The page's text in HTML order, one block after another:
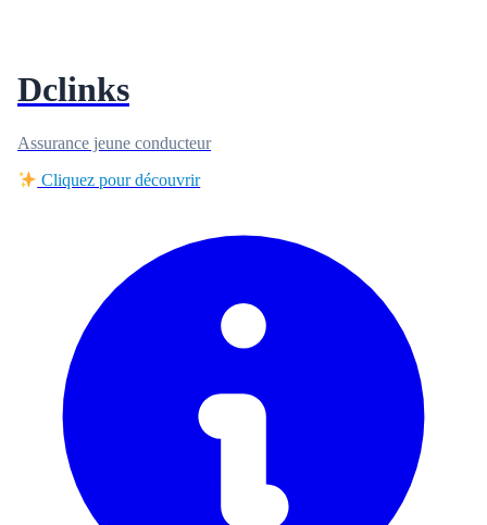
Dclinks
Assurance jeune conducteur
Cliquez pour découvrir